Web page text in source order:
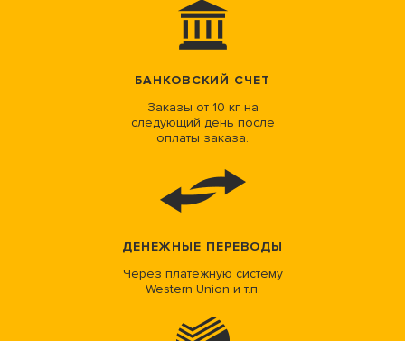
БАНКОВСКИЙ СЧЕТ
Заказы от 10 кг на
следующий день после
оплаты заказа.
ДЕНЕЖНЫЕ ПЕРЕВОДЫ
Через платежную систему
Western Union и т.п.